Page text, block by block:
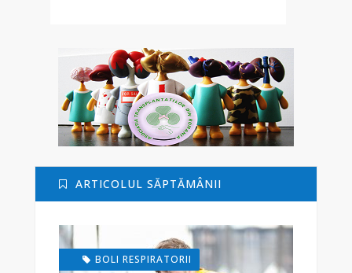
ARTICOLUL SĂPTĂMÂNII
BOLI RESPIRATORII